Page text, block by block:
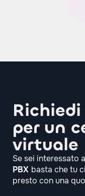
per un
virtuale
Se sei interessato
PBX basta che tu
presto con una